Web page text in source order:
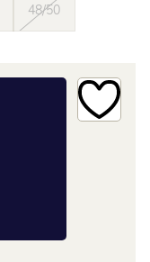
48/50